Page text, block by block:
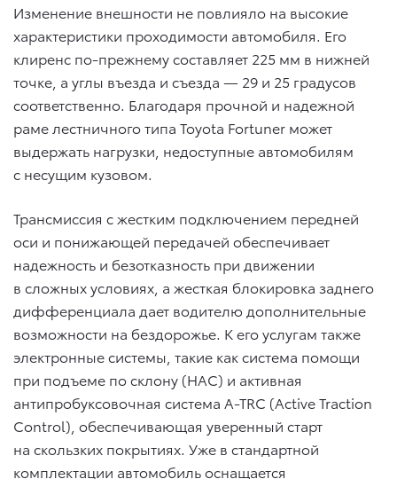
Изменение внешности не повлияло на высокие
характеристики проходимости автомобиля. Его
клиренс по-прежнему составляет 225 мм в нижней
точке, а углы въезда и съезда — 29 и 25 градусов
соответственно. Благодаря прочной и надежной
раме лестничного типа Toyota Fortuner может
выдержать нагрузки, недоступные автомобилям
с несущим кузовом.
Трансмиссия с жестким подключением передней
оси и понижающей передачей обеспечивает
надежность и безотказность при движении
в сложных условиях, а жесткая блокировка заднего
дифференциала дает водителю дополнительные
возможности на бездорожье. К его услугам также
электронные системы, такие как система помощи
при подъеме по склону (HAC) и активная
антипробуксовочная система A-TRC (Active Traction
Control), обеспечивающая уверенный старт
на скользких покрытиях. Уже в стандартной
комплектации автомобиль оснащается